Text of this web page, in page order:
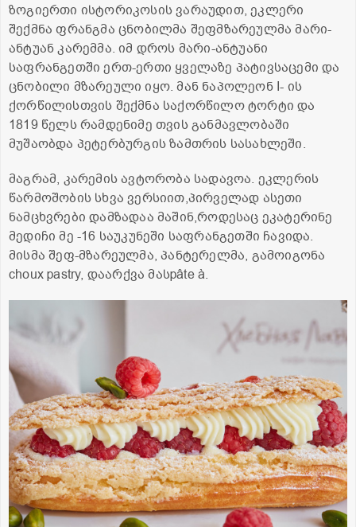
ზოგიერთი ისტორიკოსის ვარაუდით, ეკლერი
შექმნა ფრანგმა ცნობილმა შეფმზარეულმა მარი-
ანტუან კარემმა. იმ დროს მარი-ანტუანი
საფრანგეთში ერთ-ერთი ყველაზე პატივსაცემი და
ცნობილი მზარეული იყო. მან ნაპოლეონ I- ის
ქორწილისთვის შექმნა საქორწილო ტორტი და
1819 წელს რამდენიმე თვის განმავლობაში
მუშაობდა პეტერბურგის ზამთრის სასახლეში.
მაგრამ, კარემის ავტორობა სადავოა. ეკლერის
წარმოშობის სხვა ვერსიით,პირველად ასეთი
ნამცხვრები დამზადაა მაშინ,როდესაც ეკატერინე
მედიჩი მე -16 საუკუნეში საფრანგეთში ჩავიდა.
მისმა შეფ-მზარეულმა, პანტერელმა, გამოიგონა
choux pastry, დაარქვა მასpâte à.